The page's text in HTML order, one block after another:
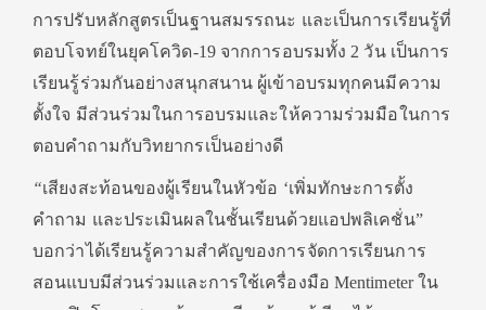
การปรับหลักสูตรเป็นฐานสมรรถนะ และเป็นการเรียนรู้ที่
ตอบโจทย์ในยุคโควิด-19 จากการอบรมทั้ง 2 วัน เป็นการ
เรียนรู้ร่วมกันอย่างสนุกสนาน ผู้เข้าอบรมทุกคนมีความ
ตั้งใจ มีส่วนร่วมในการอบรมและให้ความร่วมมือในการ
ตอบคำถามกับวิทยากรเป็นอย่างดี
“เสียงสะท้อนของผู้เรียนในหัวข้อ ‘เพิ่มทักษะการตั้ง
คำถาม และประเมินผลในชั้นเรียนด้วยแอปพลิเคชั่น”
บอกว่าได้เรียนรู้ความสำคัญของการจัดการเรียนการ
สอนแบบมีส่วนร่วมและการใช้เครื่องมือ Mentimeter ใน